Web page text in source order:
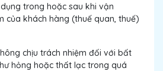
trong hoặc sau khi vận
của khách hàng (thuế quan, thuế)
chịu trách nhiệm đối với bất
hỏng hoặc thất lạc trong quá